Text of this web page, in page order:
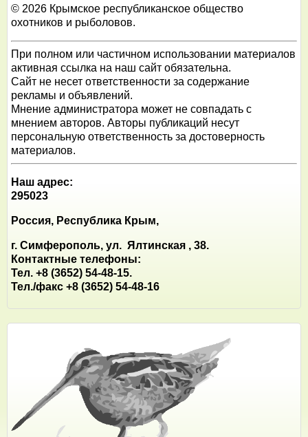
© 2026 Крымское республиканское общество
охотников и рыболовов.
При полном или частичном использовании материалов
активная ссылка на наш сайт обязательна.
Сайт не несет ответственности за содержание
рекламы и объявлений.
Мнение администратора может не совпадать с
мнением авторов. Авторы публикаций несут
персональную ответственность за достоверность
материалов.
Наш адрес:
295023
Россия, Республика Крым,
г. Симферополь, ул. Ялтинская , 38.
Контактные телефоны:
Тел. +8 (3652) 54-48-15.
Тел./факс +8 (3652) 54-48-16